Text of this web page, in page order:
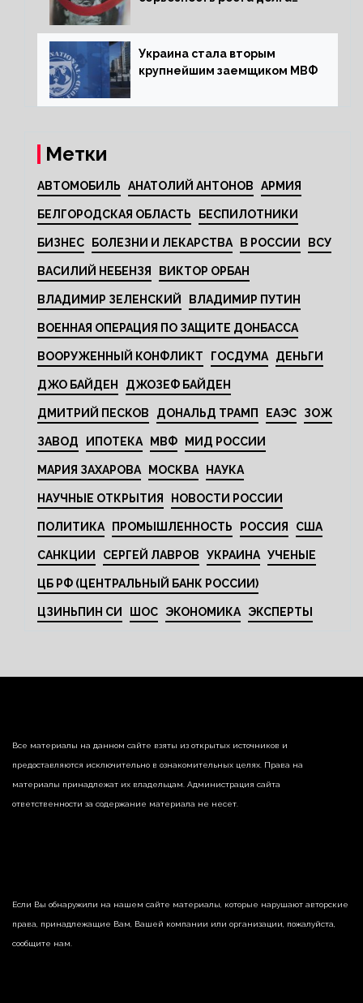
Украина стала вторым
крупнейшим заемщиком МВФ
Метки
АВТОМОБИЛЬ АНАТОЛИЙ АНТОНОВ АРМИЯ
БЕЛГОРОДСКАЯ ОБЛАСТЬ БЕСПИЛОТНИКИ
БИЗНЕС БОЛЕЗНИ И ЛЕКАРСТВА В РОССИИ ВСУ
ВАСИЛИЙ НЕБЕНЗЯ ВИКТОР ОРБАН
ВЛАДИМИР ЗЕЛЕНСКИЙ ВЛАДИМИР ПУТИН
ВОЕННАЯ ОПЕРАЦИЯ ПО ЗАЩИТЕ ДОНБАССА
ВООРУЖЕННЫЙ КОНФЛИКТ ГОСДУМА ДЕНЬГИ
ДЖО БАЙДЕН ДЖОЗЕФ БАЙДЕН
ДМИТРИЙ ПЕСКОВ ДОНАЛЬД ТРАМП ЕАЭС ЗОЖ
ЗАВОД ИПОТЕКА МВФ МИД РОССИИ
МАРИЯ ЗАХАРОВА МОСКВА НАУКА
НАУЧНЫЕ ОТКРЫТИЯ НОВОСТИ РОССИИ
ПОЛИТИКА ПРОМЫШЛЕННОСТЬ РОССИЯ США
САНКЦИИ СЕРГЕЙ ЛАВРОВ УКРАИНА УЧЕНЫЕ
ЦБ РФ (ЦЕНТРАЛЬНЫЙ БАНК РОССИИ)
ЦЗИНЬПИН СИ ШОС ЭКОНОМИКА ЭКСПЕРТЫ
Все материалы на данном сайте взяты из открытых источников и
предоставляются исключительно в ознакомительных целях. Права на
материалы принадлежат их владельцам. Администрация сайта
ответственности за содержание материала не несет.
Если Вы обнаружили на нашем сайте материалы, которые нарушают авторские
права, принадлежащие Вам, Вашей компании или организации, пожалуйста,
сообщите нам.